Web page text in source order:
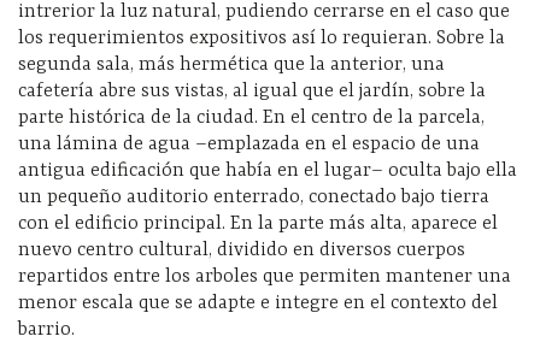
intrerior la luz natural, pudiendo cerrarse en el caso que
los requerimientos expositivos así lo requieran. Sobre la
segunda sala, más hermética que la anterior, una
cafetería abre sus vistas, al igual que el jardín, sobre la
parte histórica de la ciudad. En el centro de la parcela,
una lámina de agua –emplazada en el espacio de una
antigua edificación que había en el lugar– oculta bajo ella
un pequeño auditorio enterrado, conectado bajo tierra
con el edificio principal. En la parte más alta, aparece el
nuevo centro cultural, dividido en diversos cuerpos
repartidos entre los arboles que permiten mantener una
menor escala que se adapte e integre en el contexto del
barrio.